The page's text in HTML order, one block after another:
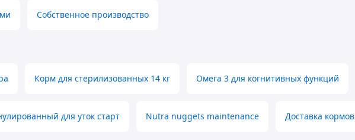
Собственное производство
Корм для стерилизованных 14 кг Омега 3 для когнитивных функций
для уток старт Nutra nuggets maintenance Доставка кормов